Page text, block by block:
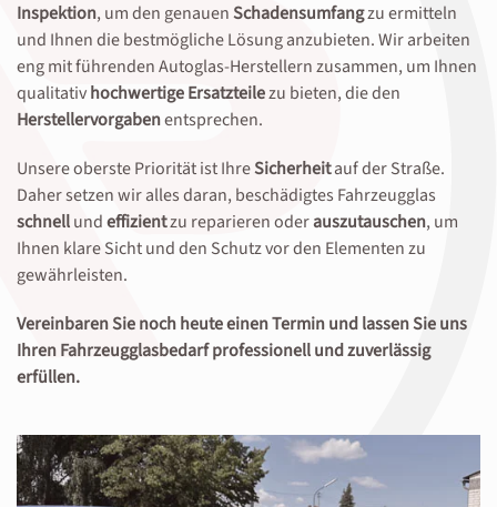
Inspektion, um den genauenSchadensumfangzu ermitteln
und Ihnen die bestmögliche Lösung anzubieten. Wir arbeiten
eng mit führenden Autoglas-Herstellern zusammen, um Ihnen
qualitativhochwertige Ersatzteilezu bieten, die den
Herstellervorgabenentsprechen.
Unsere oberste Priorität ist IhreSicherheitauf der Straße.
Daher setzen wir alles daran, beschädigtes Fahrzeugglas
schnellundeffizientzu reparieren oderauszutauschen, um
Ihnen klare Sicht und den Schutz vor den Elementen zu
gewährleisten.
Vereinbaren Sie noch heute einen Termin und lassen Sie uns
Ihren Fahrzeugglasbedarf professionell und zuverlässig
erfüllen.